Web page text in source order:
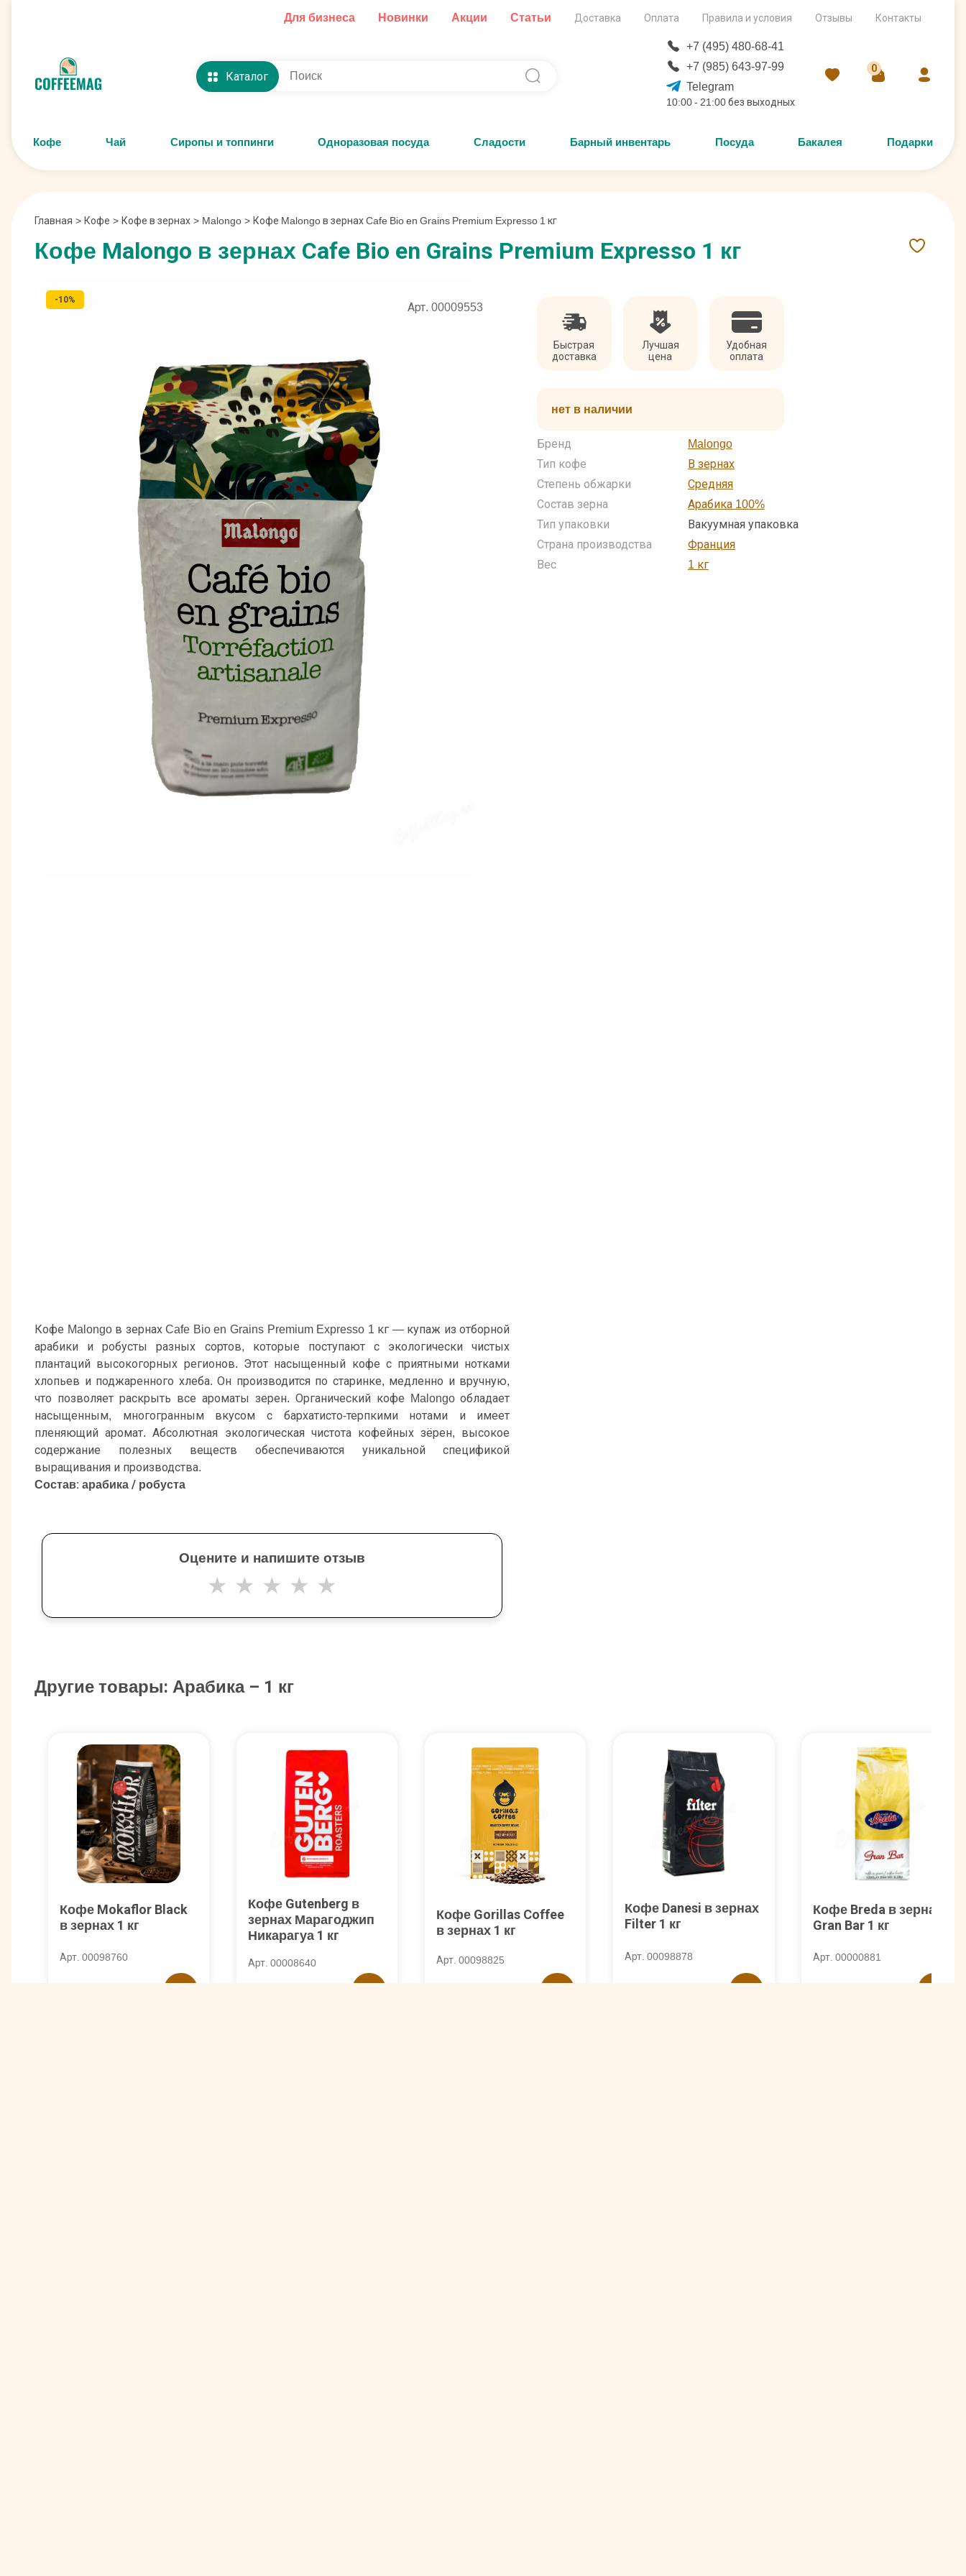
Для бизнеса Новинки Акции Статьи Доставка Оплата Правила и условия Отзывы Контакты
Каталог
+7 (495) 480-68-41
+7 (985) 643-97-99
Telegram
10:00 - 21:00 без выходных
0
Кофе Чай Сиропы и топпинги Одноразовая посуда Сладости Барный инвентарь Посуда Бакалея Подарки
Главная > Кофе > Кофе в зернах > Malongo > Кофе Malongo в зернах Cafe Bio en Grains Premium Expresso 1 кг
Кофе Malongo в зернах Cafe Bio en Grains Premium Expresso 1 кг
Арт. 00009553
-10%
Быстрая
доставка
Лучшая
цена
Удобная
оплата
нет в наличии
Бренд
Malongo
Тип кофе
В зернах
Степень обжарки
Средняя
Состав зерна
Арабика 100%
Тип упаковки
Вакуумная упаковка
Страна производства
Франция
Вес
1 кг
Кофе Malongo в зернах Cafe Bio en Grains Premium Expresso 1 кг — купаж из отборной
арабики и робусты разных сортов, которые поступают с экологически чистых
плантаций высокогорных регионов. Этот насыщенный кофе с приятными нотками
хлопьев и поджаренного хлеба. Он производится по старинке, медленно и вручную,
что позволяет раскрыть все ароматы зерен. Органический кофе Malongo обладает
насыщенным, многогранным вкусом с бархатисто-терпкими нотами и имеет
пленяющий аромат. Абсолютная экологическая чистота кофейных зёрен, высокое
содержание полезных веществ обеспечиваются уникальной спецификой
выращивания и производства.
Состав: арабика / робуста
Оцените и напишите отзыв
★ ★ ★ ★ ★
Другие товары: Арабика – 1 кг
Кофе Mokaflor Black
в зернах 1 кг
Арт. 00098760
Кофе Gutenberg в
зернах Марагоджип
Никарагуа 1 кг
Арт. 00008640
Кофе Gorillas Coffee
в зернах 1 кг
Арт. 00098825
Кофе Danesi в зернах
Filter 1 кг
Арт. 00098878
Кофе Breda в зернах
Gran Bar 1 кг
Арт. 00000881